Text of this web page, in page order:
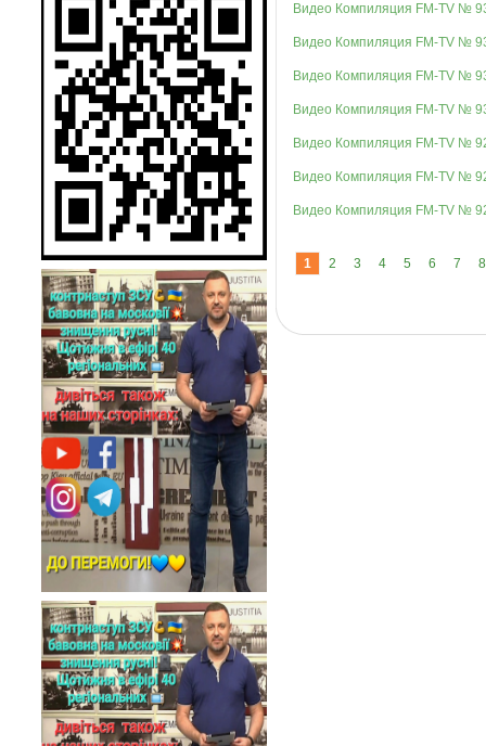
Видео Компиляция FM-TV №
Видео Компиляция FM-TV №
Видео Компиляция FM-TV №
Видео Компиляция FM-TV №
Видео Компиляция FM-TV №
Видео Компиляция FM-TV №
Видео Компиляция FM-TV №
1 2 3 4 5 6 7 8